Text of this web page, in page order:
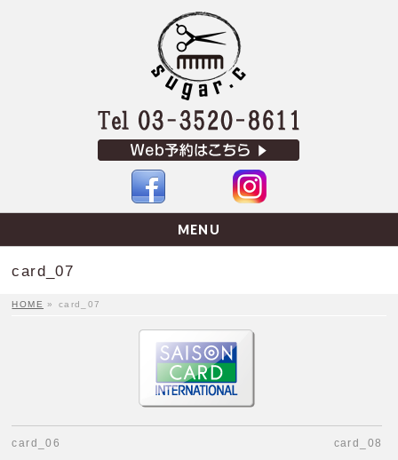
MENU
card_07
HOME » card_07
card_06 card_08